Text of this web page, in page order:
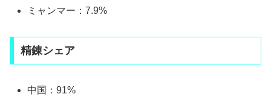
ミャンマー：7.9%
精錬シェア
中国：91%